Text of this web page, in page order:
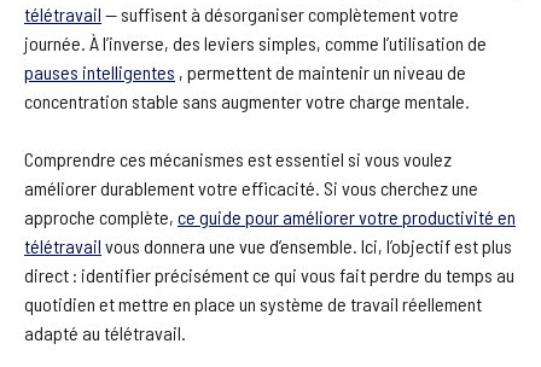
télétravail — suffisent à désorganiser complètement votre
journée. À l’inverse, des leviers simples, comme l’utilisation de
pauses intelligentes , permettent de maintenir un niveau de
concentration stable sans augmenter votre charge mentale.
Comprendre ces mécanismes est essentiel si vous voulez
améliorer durablement votre efficacité. Si vous cherchez une
approche complète, ce guide pour améliorer votre productivité en
télétravail vous donnera une vue d’ensemble. Ici, l’objectif est plus
direct : identifier précisément ce qui vous fait perdre du temps au
quotidien et mettre en place un système de travail réellement
adapté au télétravail.